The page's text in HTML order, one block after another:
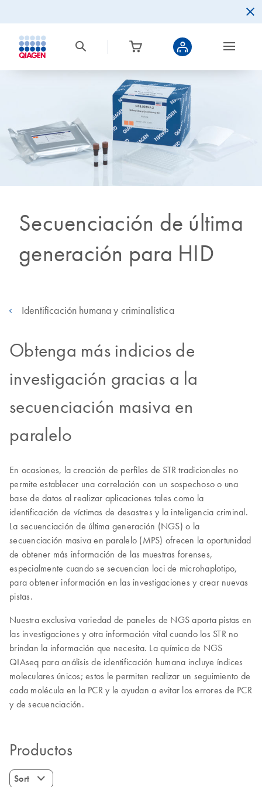
Secuenciación de última
generación para HID
Identificación humana y criminalística
Obtenga más indicios de
investigación gracias a la
secuenciación masiva en
paralelo
En ocasiones, la creación de perfiles de STR tradicionales no
permite establecer una correlación con un sospechoso o una
base de datos al realizar aplicaciones tales como la
identificación de víctimas de desastres y la inteligencia criminal.
La secuenciación de última generación (NGS) o la
secuenciación masiva en paralelo (MPS) ofrecen la oportunidad
de obtener más información de las muestras forenses,
especialmente cuando se secuencian loci de microhaplotipo,
para obtener información en las investigaciones y crear nuevas
pistas.
Nuestra exclusiva variedad de paneles de NGS aporta pistas en
las investigaciones y otra información vital cuando los STR no
brindan la información que necesita. La química de NGS
QIAseq para análisis de identificación humana incluye índices
moleculares únicos; estos le permiten realizar un seguimiento de
cada molécula en la PCR y le ayudan a evitar los errores de PCR
y de secuenciación.
Productos
Sort